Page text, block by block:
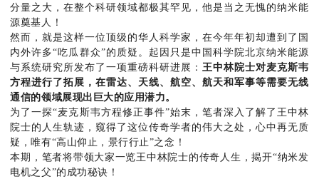
分量之大，在整个科研领域都极其罕见，他是当之无愧的纳米能
源奠基人！
然而，就是这样一位顶级的华人科学家，在今年年初却遭到了国
内外许多“吃瓜群众”的质疑。起因只是中国科学院北京纳米能源
与系统研究所发布了一项重磅科研进展：王中林院士对麦克斯韦
方程进行了拓展，在雷达、天线、航空、航天和军事等需要无线
通信的领域展现出巨大的应用潜力。
为了一探“麦克斯韦方程修正事件”始末，笔者深入了解了王中林
院士的人生轨迹，窥得了这位传奇学者的伟大之处，心中再无质
疑，唯有“高山仰止，景行行止”之念！
本期，笔者将带领大家一览王中林院士的传奇人生，揭开“纳米发
电机之父”的成功秘诀！